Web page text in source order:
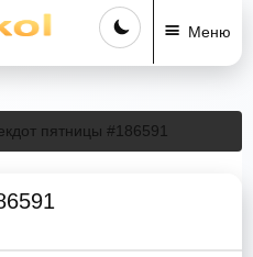
Меню
пятницы #186591